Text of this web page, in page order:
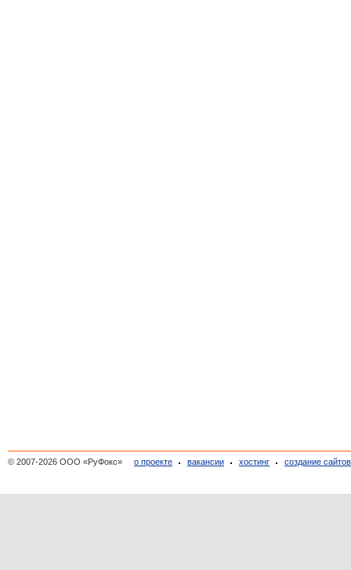
© 2007-2026 ООО «РуФокс» о проекте вакансии хостинг создание сайтов